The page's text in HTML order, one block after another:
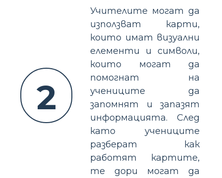
2
Учителите могат да
използват карти,
които имат визуални
елементи и символи,
които могат да
помогнат на
учениците да
запомнят и запазят
информацията. След
като учениците
разберат как
работят картите,
те дори могат да